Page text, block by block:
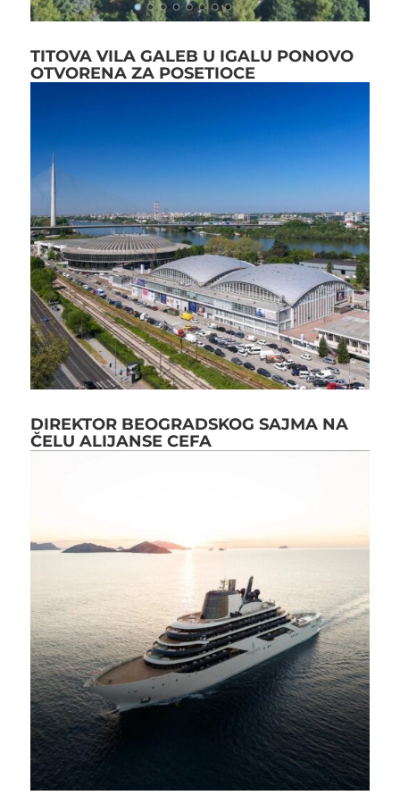
TITOVA VILA GALEB U IGALU PONOVO
OTVORENA ZA POSETIOCE
DIREKTOR BEOGRADSKOG SAJMA NA
ČELU ALIJANSE CEFA